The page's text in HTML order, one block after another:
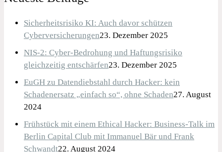
Sicherheitsrisiko KI: Auch davor schützen
Cyberversicherungen23. Dezember 2025
NIS-2: Cyber-Bedrohung und Haftungsrisiko
gleichzeitig entschärfen23. Dezember 2025
EuGH zu Datendiebstahl durch Hacker: kein
Schadenersatz „einfach so“, ohne Schaden27. August
2024
Frühstück mit einem Ethical Hacker: Business-Talk im
Berlin Capital Club mit Immanuel Bär und Frank
Schwandt22. August 2024